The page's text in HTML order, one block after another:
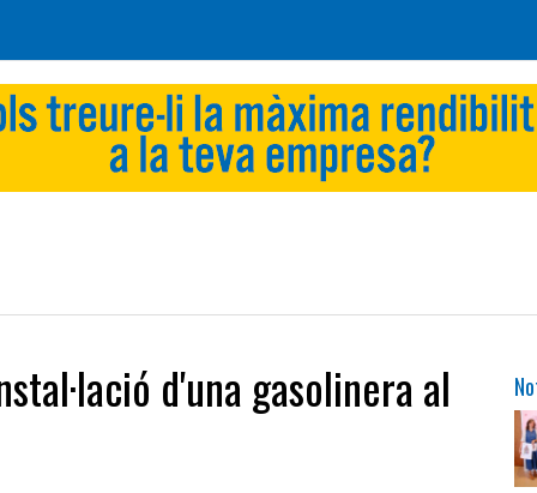
d'una gasolinera al